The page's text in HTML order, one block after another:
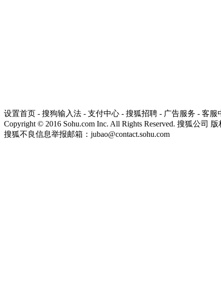
设置首页 - 搜狗输入法 - 支付中心 - 搜狐招聘 - 广告服务 - 客服
Copyright © 2016 Sohu.com Inc. All Rights Reserved. 搜狐公司 版
搜狐不良信息举报邮箱： jubao@contact.sohu.com